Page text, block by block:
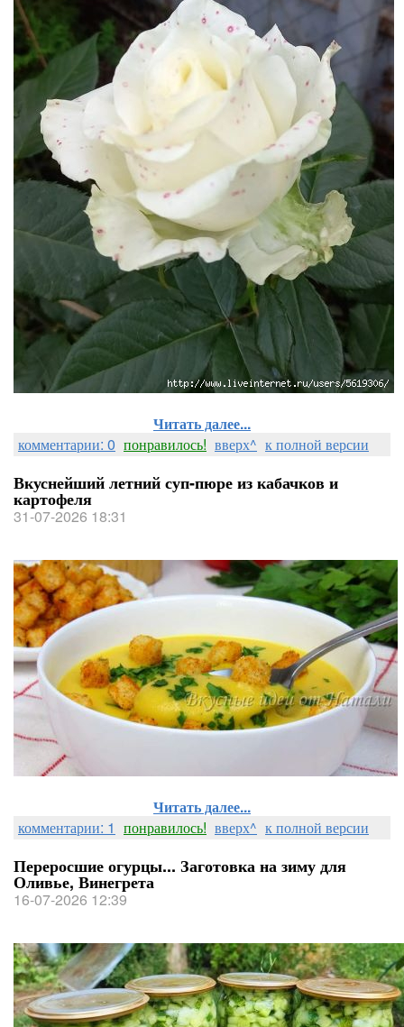
Читать далее...
комментарии: 0 понравилось! вверх^ к полной версии
Вкуснейший летний суп-пюре из кабачков и
картофеля
31-07-2026 18:31
Читать далее...
комментарии: 1 понравилось! вверх^ к полной версии
Переросшие огурцы... Заготовка на зиму для
Оливье, Винегрета
16-07-2026 12:39